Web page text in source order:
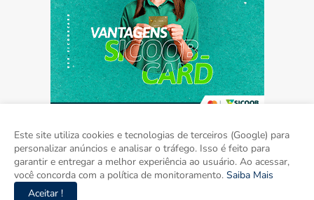
Copyright ©
Home Sobre Contato Mídia Kit
Este site utiliza cookies e tecnologias de terceiros (Google) para
personalizar anúncios e analisar o tráfego. Isso é feito para
garantir e entregar a melhor experiência ao usuário. Ao acessar,
você concorda com a política de monitoramento. Saiba Mais
Aceitar !